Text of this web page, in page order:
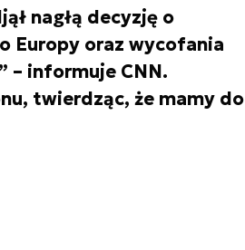
nagłą decyzję o
Europy oraz wycofania
– informuje CNN.
twierdząc, że mamy do